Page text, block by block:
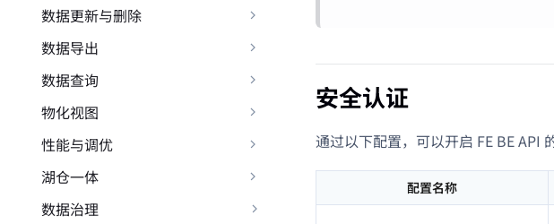
数据更新与删除
数据导出
数据查询
物化视图
性能与调优
湖仓一体
数据治理
安全认证
通过以下配置，可以开启 FE BE API
配置名称